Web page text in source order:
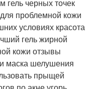
гель черных точек
проблемной кожи
условиях красота
гель жирной
кожи отзывы
маска шелушения
прыщей